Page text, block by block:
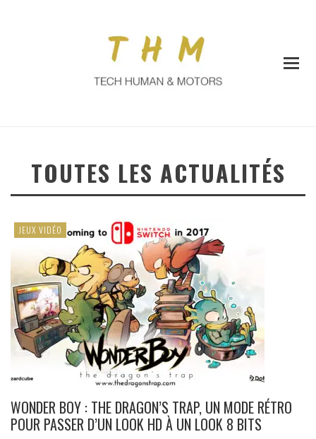
TOUTES LES ACTUALITÉS
JEUX VIDÉO
WONDER BOY : THE DRAGON’S TRAP, UN MODE RÉTRO
POUR PASSER D’UN LOOK HD À UN LOOK 8 BITS